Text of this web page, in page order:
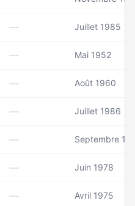
— Juillet 1985
— Mai 1952
— Août 1960
— Juillet 1986
— Septembre
— Juin 1978
— Avril 1975